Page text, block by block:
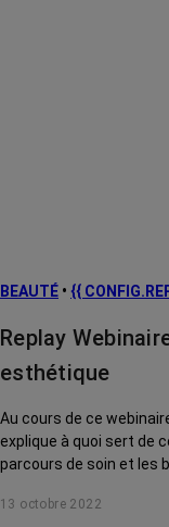
BEAUTÉ • {{
Replay
esthétique
Au cours de ce
explique à quoi sert de
parcours de soin et les
13 octobre 2022